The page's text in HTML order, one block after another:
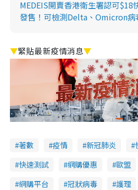
MEDEIS開賣香港衛生署認可$18
發售！可檢測Delta、Omicron病
▼緊貼最新疫情消息▼
著數 疫情 新冠肺炎
快速測試
網購優惠 歐盟
網購平台
冠狀病毒 護理